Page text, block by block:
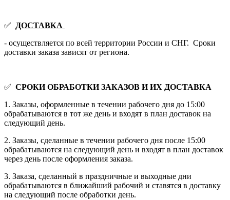
✅
ДОСТАВКА
- осуществляется по всей территории России и СНГ. Сроки
доставки заказа зависят от региона.
✅ СРОКИ ОБРАБОТКИ ЗАКАЗОВ И ИХ ДОСТАВКА
1. Заказы, оформленные в течении рабочего дня до 15:00
обрабатываются в тот же день и входят в план доставок на
следующий день.
2. Заказы, сделанные в течении рабочего дня после 15:00
обрабатываются на следующий день и входят в план доставок
через день после оформления заказа.
3. Заказа, сделанный в праздничные и выходные дни
обрабатываются в ближайший рабочий и ставятся в доставку
на следующий после обработки день.